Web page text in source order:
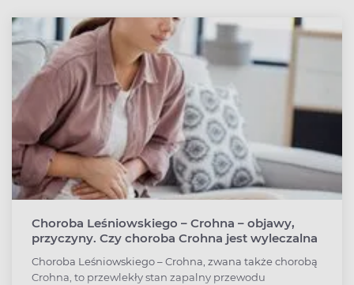
Choroba Leśniowskiego – Crohna – objawy,
przyczyny. Czy choroba Crohna jest wyleczalna
Choroba Leśniowskiego – Crohna, zwana także chorobą
Crohna, to przewlekły stan zapalny przewodu